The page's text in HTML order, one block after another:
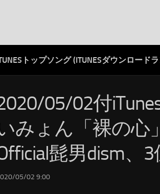
トップソング (ITUNESダウンロード
05/02付
みょん「裸の心
髭男dism、3
05/02 9:00